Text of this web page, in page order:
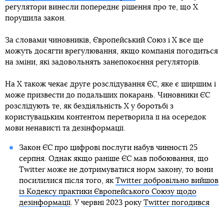
регулятори винесли попереднє рішення про те, що X
порушила закон.
За словами чиновників, Європейський Союз і X все ще
можуть досягти врегулювання, якщо компанія погодиться
на зміни, які задовольнять занепокоєння регуляторів.
На X також чекає друге розслідування ЄС, яке є ширшим і
може призвести до подальших покарань. Чиновники ЄС
розслідують те, як бездіяльність X у боротьбі з
користувацьким контентом перетворила її на осередок
мови ненависті та дезінформації.
Закон ЄС про цифрові послуги набув чинності 25
серпня. Однак якщо раніше ЄС мав побоювання, що
Twitter може не дотримуватися норм закону, то вони
посилилися після того, як Twitter добровільно вийшов
із Кодексу практики Європейського Союзу щодо
дезінформації. У червні 2023 року Twitter погодився